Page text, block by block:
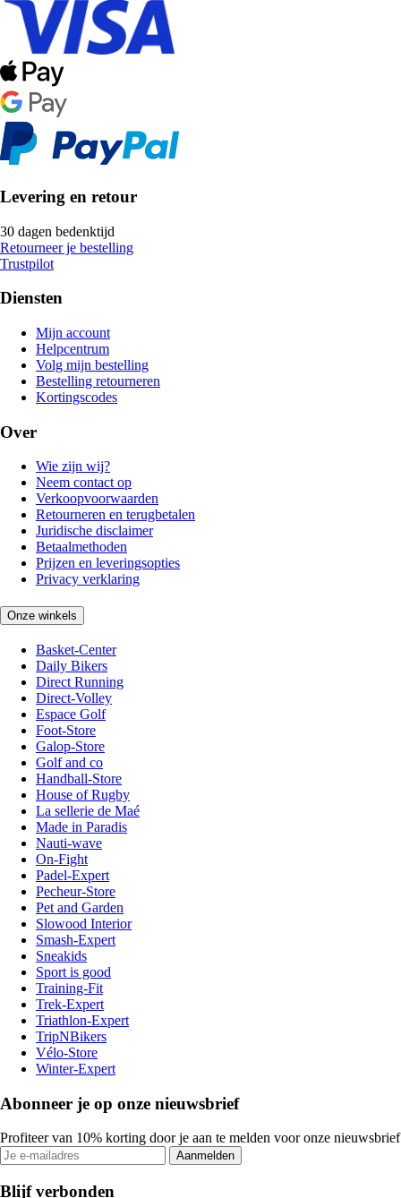
Levering en retour
30 dagen bedenktijd
Retourneer je bestelling
Trustpilot
Diensten
Mijn account
Helpcentrum
Volg mijn bestelling
Bestelling retourneren
Kortingscodes
Over
Wie zijn wij?
Neem contact op
Verkoopvoorwaarden
Retourneren en terugbetalen
Juridische disclaimer
Betaalmethoden
Prijzen en leveringsopties
Privacy verklaring
Onze winkels
Basket-Center
Daily Bikers
Direct Running
Direct-Volley
Espace Golf
Foot-Store
Galop-Store
Golf and co
Handball-Store
House of Rugby
La sellerie de Maé
Made in Paradis
Nauti-wave
On-Fight
Padel-Expert
Pecheur-Store
Pet and Garden
Slowood Interior
Smash-Expert
Sneakids
Sport is good
Training-Fit
Trek-Expert
Triathlon-Expert
TripNBikers
Vélo-Store
Winter-Expert
Abonneer je op onze nieuwsbrief
Profiteer van 10% korting door je aan te melden voor onze nieuwsbrief
Aanmelden
Blijf verbonden